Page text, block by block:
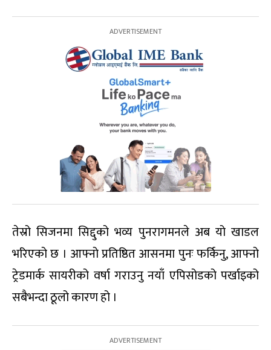
तेस्रो सिजनमा सिद्दुको भव्य पुनरागमनले अब यो खाडल
भरिएको छ । आफ्नो प्रतिष्ठित आसनमा पुनः फर्किनु, आफ्नो
ट्रेडमार्क सायरीको वर्षा गराउनु नयाँ एपिसोडको पर्खाइको
सबैभन्दा ठूलो कारण हो ।